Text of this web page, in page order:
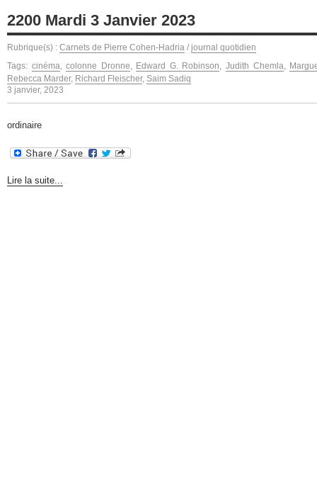
2200 Mardi 3 Janvier 2023
Rubrique(s) : Carnets de Pierre Cohen-Hadria / journal quotidien
Tags: cinéma ,colonne Dronne Edward G. Robinson ,Judith Chemla
Rebecca Marder, Richard Fleischer, Saim Sadiq
3 janvier, 2023
ordinaire
Lire la suite...